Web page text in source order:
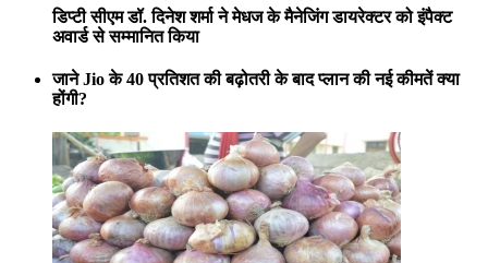
डिप्टी सीएम डॉ. दिनेश शर्मा ने मेधज के मैनेजिंग डायरेक्टर को इंपैक्ट
अवार्ड से सम्मानित किया
जाने Jio के 40 प्रतिशत की बढ़ोतरी के बाद प्लान की नई कीमतें क्या
होंगी?